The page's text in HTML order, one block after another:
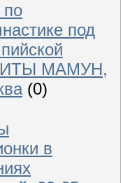
по
под
МАМУН,
(0)
в